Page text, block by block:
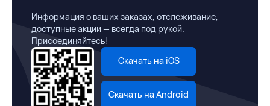
Информация о ваших заказах, отслеживание,
доступные акции — всегда под рукой.
Присоединяйтесь!
Скачать на iOS
Скачать на Android